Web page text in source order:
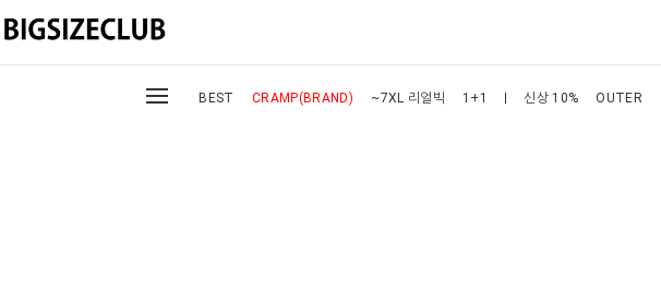
BEST CRAMP(BRAND) ~7XL 리얼빅 1+1 신상 10% OUTER